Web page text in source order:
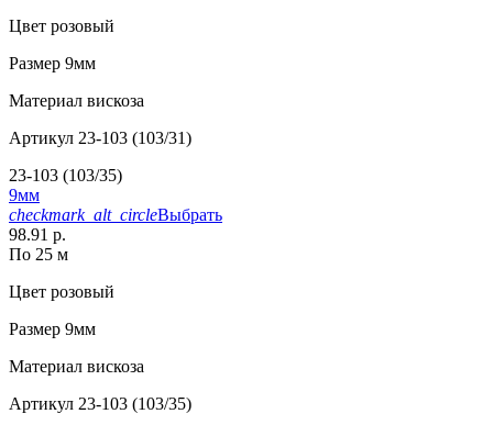
Цвет розовый
Размер 9мм
Материал вискоза
Артикул 23-103 (103/31)
23-103 (103/35)
9мм
checkmark_alt_circleВыбрать
98.91 р.
По 25 м
Цвет розовый
Размер 9мм
Материал вискоза
Артикул 23-103 (103/35)